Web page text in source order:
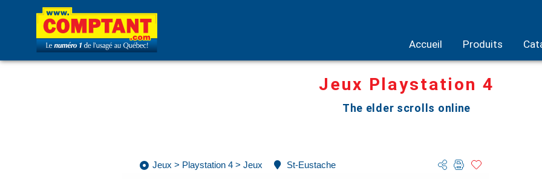
Accueil Produits
Jeux Playstation 4
The elder scrolls online
Jeux > Playstation 4> Jeux St-Eustache